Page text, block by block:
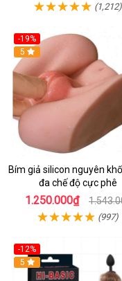
(1,212)
-19%
Hot
5
Bím giả silicon nguyên
đa chế độ cực phê
1.250.000₫
(997)
-12%
Hot
5